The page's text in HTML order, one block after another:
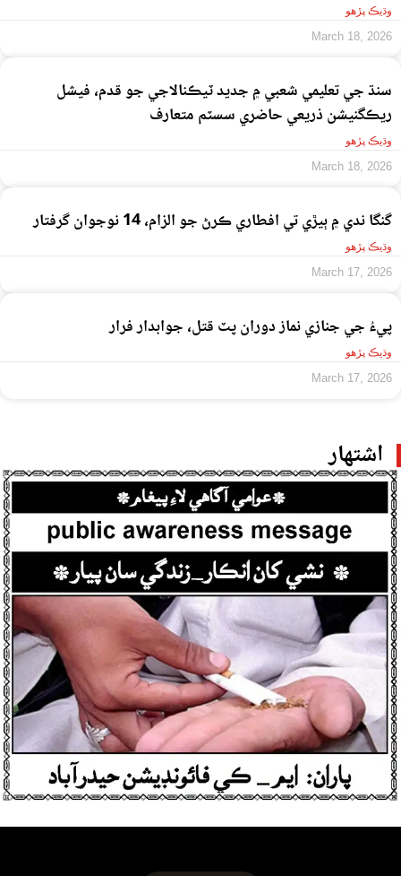
وڌيڪ پڙهو
March 18, 2026
سنڌ جي تعليمي شعبي ۾ جديد ٽيڪنالاجي جو قدم، فيشل
ريڪگنيشن ذريعي حاضري سسٽم متعارف
وڌيڪ پڙهو
March 18, 2026
گنگا ندي ۾ ٻيڙي تي افطاري ڪرڻ جو الزام، 14 نوجوان گرفتار
وڌيڪ پڙهو
March 17, 2026
پيءُ جي جنازي نماز دوران پٽ قتل، جوابدار فرار
وڌيڪ پڙهو
March 17, 2026
اشتهار